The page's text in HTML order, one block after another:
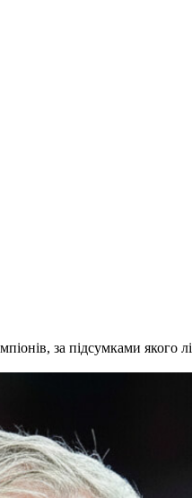
за підсумками якого